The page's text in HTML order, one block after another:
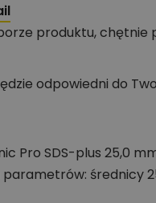
produktu, chętnie
odpowiedni do
Pro SDS-plus 25,0
średnicy